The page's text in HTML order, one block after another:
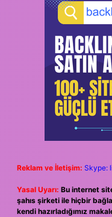
Reklam ve İletişim: Skype:
Yasal Uyarı: Bu internet
şahıs şirketi ile hiçbir
kendi hazırladığımız